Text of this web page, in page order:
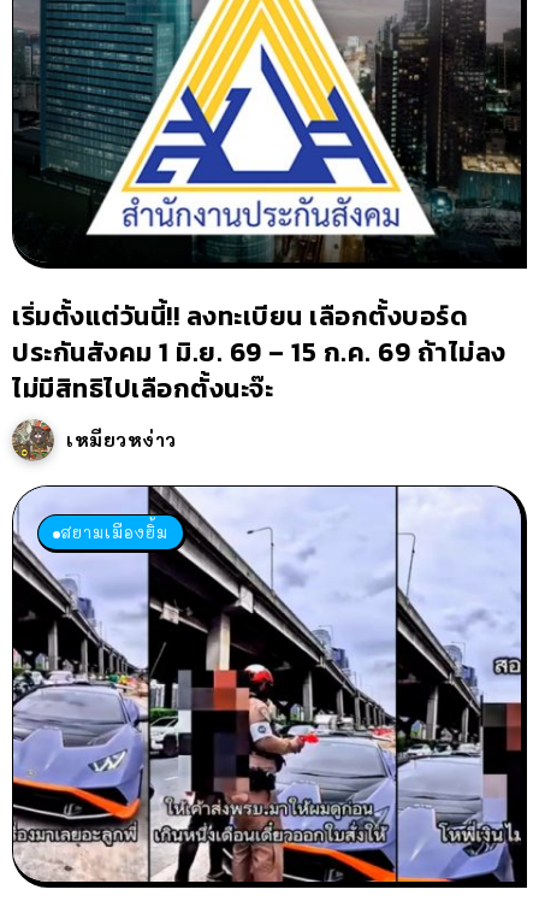
เริ่มตั้งแต่วันนี้!! ลงทะเบียน เลือกตั้งบอร์ด
ประกันสังคม 1 มิ.ย. 69 – 15 ก.ค. 69 ถ้าไม่ลง
ไม่มีสิทธิไปเลือกตั้งนะจ๊ะ
เหมียวหง่าว
สยามเมืองยิ้ม